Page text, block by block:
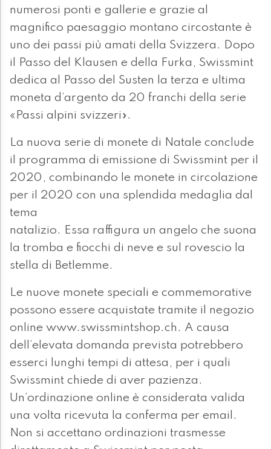
numerosi ponti e gallerie e grazie al
magnifico paesaggio montano circostante è
uno dei passi più amati della Svizzera. Dopo
il Passo del Klausen e della Furka, Swissmint
dedica al Passo del Susten la terza e ultima
moneta d’argento da 20 franchi della serie
«Passi alpini svizzeri».
La nuova serie di monete di Natale conclude
il programma di emissione di Swissmint per il
2020, combinando le monete in circolazione
per il 2020 con una splendida medaglia dal
tema
natalizio. Essa raffigura un angelo che suona
la tromba e fiocchi di neve e sul rovescio la
stella di Betlemme.
Le nuove monete speciali e commemorative
possono essere acquistate tramite il negozio
online www.swissmintshop.ch. A causa
dell’elevata domanda prevista potrebbero
esserci lunghi tempi di attesa, per i quali
Swissmint chiede di aver pazienza.
Un’ordinazione online è considerata valida
una volta ricevuta la conferma per email.
Non si accettano ordinazioni trasmesse